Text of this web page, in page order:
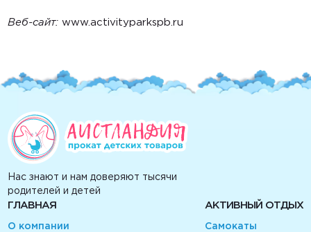
Веб-сайт: www.activityparkspb.ru
Нас знают и нам доверяют тысячи
родителей и детей
ГЛАВНАЯ
О компании
АКТИВНЫЙ ОТДЫХ
Самокаты